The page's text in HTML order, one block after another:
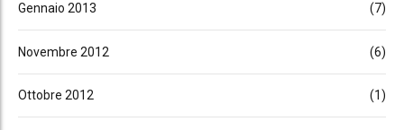
Gennaio 2013 (7)
Novembre 2012 (6)
Ottobre 2012 (1)